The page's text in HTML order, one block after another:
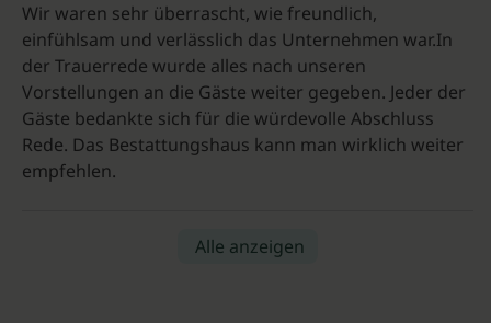
Wir waren sehr überrascht, wie freundlich,
einfühlsam und verlässlich das Unternehmen war.In
der Trauerrede wurde alles nach unseren
Vorstellungen an die Gäste weiter gegeben. Jeder der
Gäste bedankte sich für die würdevolle Abschluss
Rede. Das Bestattungshaus kann man wirklich weiter
empfehlen.
Alle anzeigen